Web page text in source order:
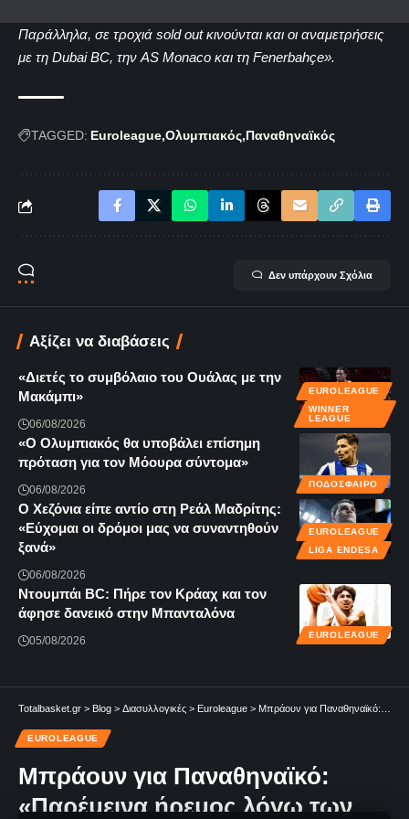
Παράλληλα, σε τροχιά sold out κινούνται και οι αναμετρήσεις
με τη Dubai BC, την AS Monaco και τη Fenerbahçe».
TAGGED: Euroleague Ολυμπιακός Παναθηναϊκός
Δεν υπάρχουν Σχόλια
Αξίζει να διαβάσεις
EUROLEAGUE
WINNER
LEAGUE
«Διετές το συμβόλαιο του Ουάλας με την
Μακάμπι»
06/08/2026
ΠΟΔΟΣΦΑΙΡΟ
«Ο Ολυμπιακός θα υποβάλει επίσημη
πρόταση για τον Μόουρα σύντομα»
06/08/2026
EUROLEAGUE
LIGA ENDESA
Ο Χεζόνια είπε αντίο στη Ρεάλ Μαδρίτης:
«Εύχομαι οι δρόμοι μας να συναντηθούν
ξανά»
06/08/2026
EUROLEAGUE
Ντουμπάι BC: Πήρε τον Κράαχ και τον
άφησε δανεικό στην Μπανταλόνα
05/08/2026
Totalbasket.gr > Blog > Διασυλλογικές > Euroleague > Μπράουν για Παναθηναϊκό: «Παρέμεινα ήρεμος λόγω των συμπαικτών μου – Δεν θύμωσα ούτε ύψωσα τη φωνή μου»
EUROLEAGUE
Μπράουν για Παναθηναϊκό:
«Παρέμεινα ήρεμος λόγω των